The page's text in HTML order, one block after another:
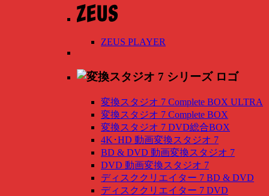
ZEUS PLAYER
変換スタジオ 7 Complete BOX ULTRA
変換スタジオ 7 Complete BOX
変換スタジオ 7 DVD総合BOX
4K･HD 動画変換スタジオ 7
BD & DVD 動画変換スタジオ 7
DVD 動画変換スタジオ 7
ディスククリエイター 7 BD & DVD
ディスククリエイター 7 DVD